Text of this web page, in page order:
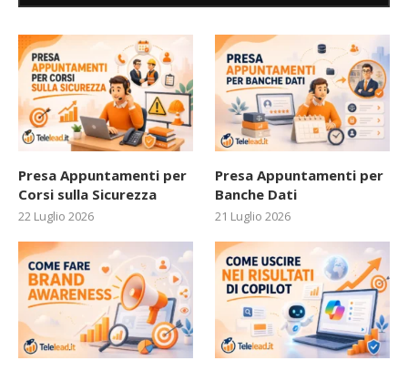
Presa Appuntamenti per
Corsi sulla Sicurezza
22 Luglio 2026
Presa Appuntamenti per
Banche Dati
21 Luglio 2026